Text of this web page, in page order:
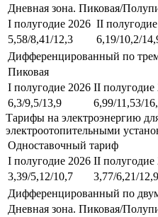
Дневная зона. Пиковая/
I полугодие 2026 II
5,58/8,41/12,3
6,19/10,2/
Дифференцированный по
Пиковая
I полугодие 2026 II полугодие
6,3/9,5/13,9
6,99/11,53/
Тарифы на электроэнергию
электроотопительными
Одноставочный тариф
I полугодие 2026 II полугодие
3,39/5,12/10,7
3,77/6,21/
Дифференцированный по
Дневная зона. Пиковая/